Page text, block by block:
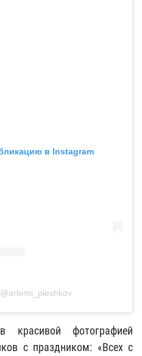
в Instagram
красивой фотографией
с праздником: «Всех с